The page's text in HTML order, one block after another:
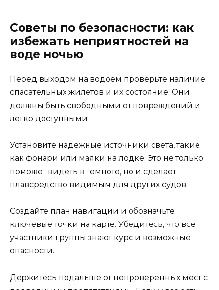
Советы по безопасности: как
избежать неприятностей на
воде ночью
Перед выходом на водоем проверьте наличие
спасательных жилетов и их состояние. Они
должны быть свободными от повреждений и
легко доступными.
Установите надежные источники света, такие
как фонари или маяки на лодке. Это не только
поможет видеть в темноте, но и сделает
плавсредство видимым для других судов.
Создайте план навигации и обозначьте
ключевые точки на карте. Убедитесь, что все
участники группы знают курс и возможные
опасности.
Держитесь подальше от непроверенных мест с